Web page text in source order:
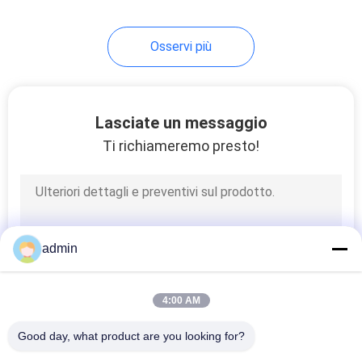
Elettrodo della
elettroencefalogramma
Elettrodi autoadesivi
Osservi più
Lasciate un messaggio
Ti richiameremo presto!
admin
4:00 AM
Good day, what product are you looking for?